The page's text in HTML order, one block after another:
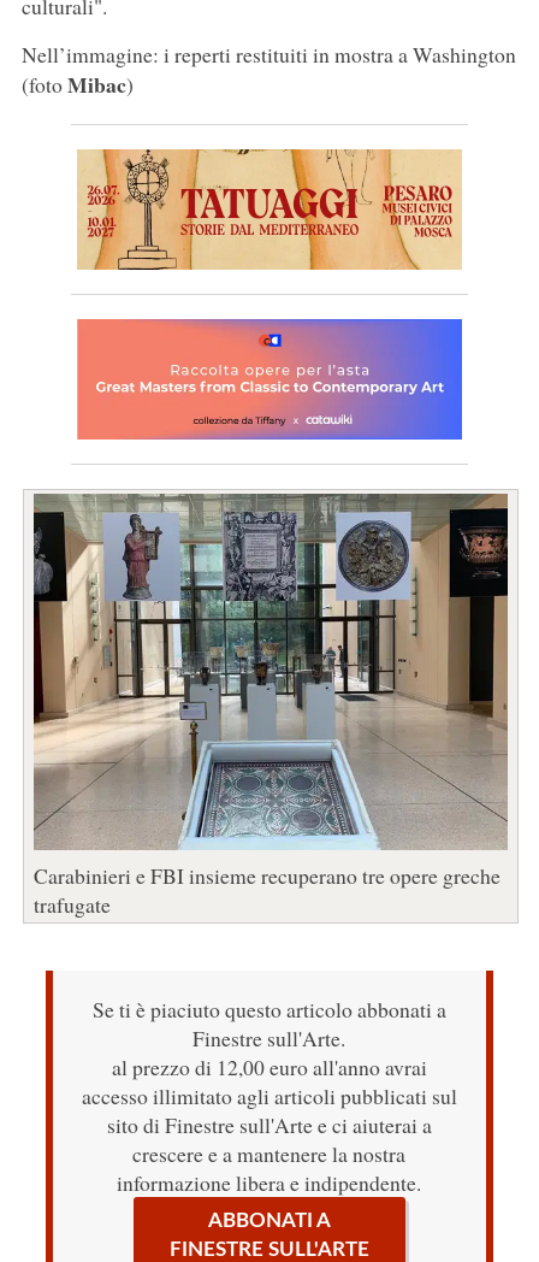
culturali".
Nell’immagine: i reperti restituiti in mostra a Washington
(fotoMibac)
Carabinieri e FBI insieme recuperano tre opere greche
trafugate
Se ti è piaciuto questo articolo abbonati a
Finestre sull'Arte.
al prezzo di 12,00 euro all'anno avrai
accesso illimitato agli articoli pubblicati sul
sito di Finestre sull'Arte e ci aiuterai a
crescere e a mantenere la nostra
informazione libera e indipendente.
ABBONATI A
FINESTRE SULL'ARTE